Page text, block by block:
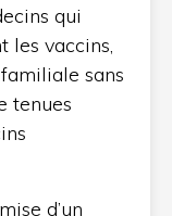
qui
les vaccins,
sans
tenues
d’un